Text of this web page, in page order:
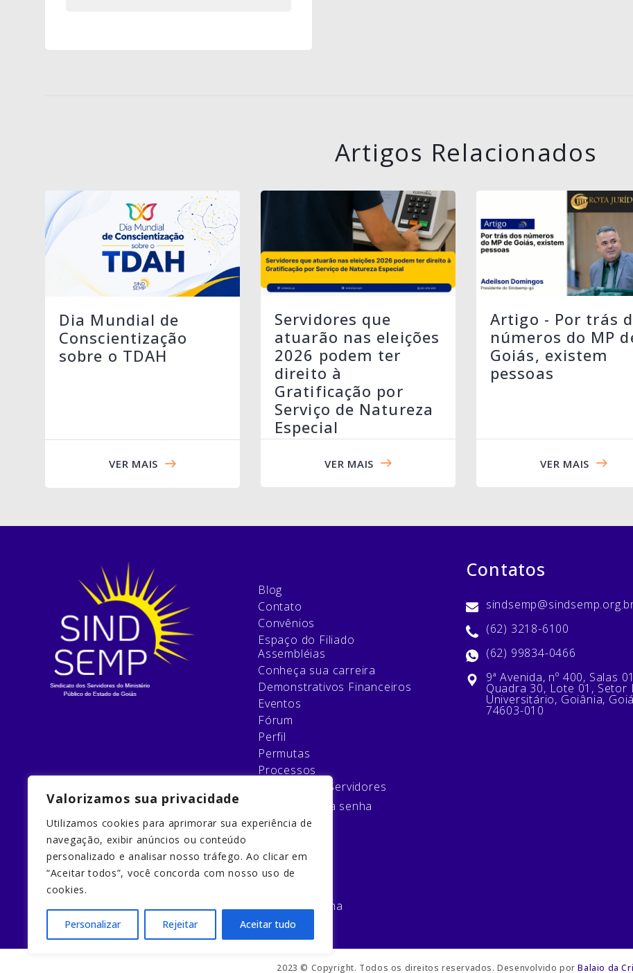
Valorizamos sua privacidade
Utilizamos cookies para aprimorar sua experiência de
navegação, exibir anúncios ou conteúdo
personalizado e analisar nosso tráfego. Ao clicar em
“Aceitar todos”, você concorda com nosso uso de
cookies.
Personalizar Rejeitar Aceitar tudo
Artigos Relacionados
Dia Mundial de
Conscientização
sobre o TDAH
VER MAIS
Servidores que
atuarão nas eleições
2026 podem ter
direito à
Gratificação por
Serviço de Natureza
Especial
VER MAIS
Artigo - Por trás
números do MP
Goiás, existem
pessoas
VER MAIS
Blog
Contato
Convênios
Espaço do Filiado
Assembléias
Conheça sua carreira
Demonstrativos Financeiros
Eventos
Fórum
Perfil
Permutas
Processos
Relatório de Servidores
Esqueci minha senha
Filie-se
Home
Home
Redefinir senha
Contatos
(62) 3218-6100
(62) 99834-0466
9ª Avenida, nº 400, Salas
Quadra 30, Lote 01, Setor
Universitário, Goiânia,
74603-010
2023 © Copyright. Todos os direitos reservados. Desenvolvido porBalaio da